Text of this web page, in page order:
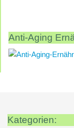
Anti-Aging
Kategorien: